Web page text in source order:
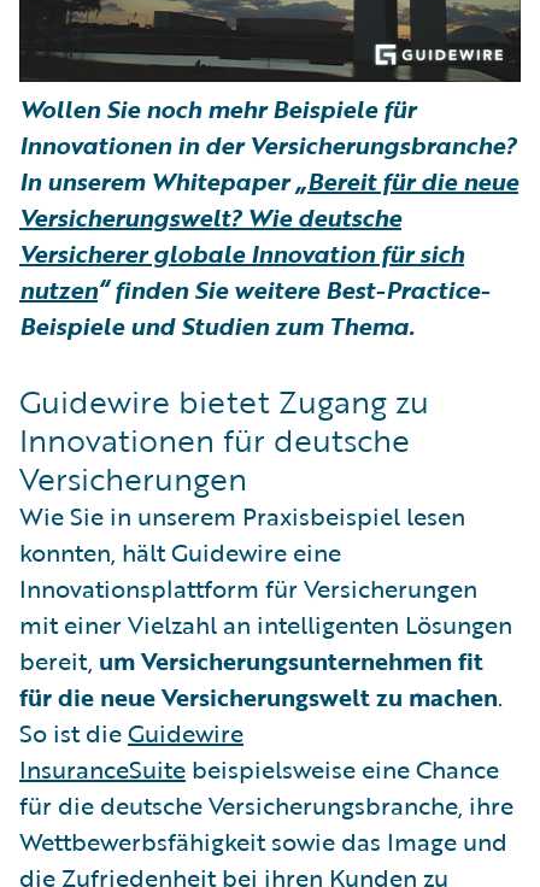
Wollen Sie noch mehr Beispiele für
Innovationen in der Versicherungsbranche?
In unserem Whitepaper „Bereit für die neue
Versicherungswelt? Wie deutsche
Versicherer globale Innovation für sich
nutzen“ finden Sie weitere Best-Practice-
Beispiele und Studien zum Thema.
Guidewire bietet Zugang zu
Innovationen für deutsche
Versicherungen
Wie Sie in unserem Praxisbeispiel lesen
konnten, hält Guidewire eine
Innovationsplattform für Versicherungen
mit einer Vielzahl an intelligenten Lösungen
bereit, um Versicherungsunternehmen fit
für die neue Versicherungswelt zu machen.
So ist dieGuidewire
InsuranceSuite beispielsweise eine Chance
für die deutsche Versicherungsbranche, ihre
Wettbewerbsfähigkeit sowie das Image und
die Zufriedenheit bei ihren Kunden zu